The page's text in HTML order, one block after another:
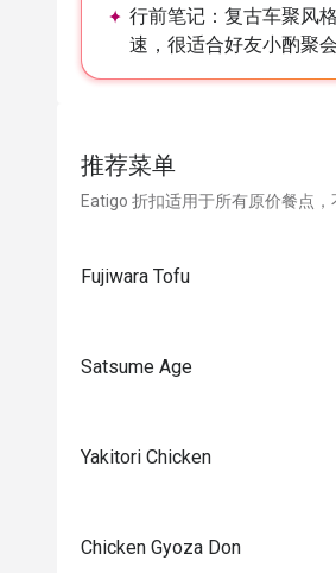
行前笔记： 复古车聚风
速，很适合好友小酌聚会
推荐菜单
Eatigo 折扣适用于所有原价餐点
Fujiwara Tofu
Satsume Age
Yakitori Chicken
Chicken Gyoza Don